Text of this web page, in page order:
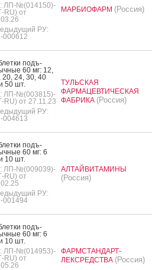
ЛП-№(014150)-
RU) от
РУ:
000612
МАРБИОФАРМ (Россия)
подъ­
60 мг: 12,
20, 24, 30, 40
50 шт.
ЛП-№(003815)-
RU) от 27.11.23
РУ:
004613
ТУЛЬСКАЯ
ФАРМАЦЕВТИЧЕСКАЯ
ФАБРИКА (Россия)
подъ­
60 мг: 6
10 шт.
ЛП-№(009039)-
RU) от
РУ:
001494
АЛТАЙВИТАМИНЫ
(Россия)
подъ­
60 мг: 6
10 шт.
ЛП-№(014953)-
RU) от
ФАРМСТАНДАРТ-
ЛЕКСРЕДСТВА (Россия)